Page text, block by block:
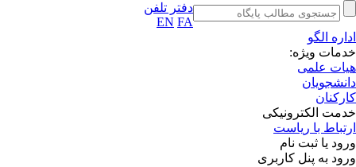
دفتر تلفن
EN FA
الگو
ویژه:
علمی
الکترونیکی
با ریاست
یا ثبت نام
به پنل کاربری